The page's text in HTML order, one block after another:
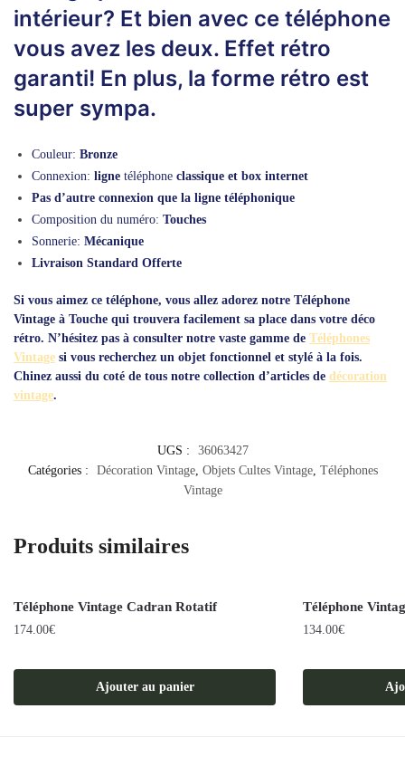
intérieur? Et bien avec ce téléphone
vous avez les deux. Effet rétro
garanti! En plus, la forme rétro est
super sympa.
Couleur: Bronze
Connexion: ligne téléphone classique et box internet
Pas d’autre connexion que la ligne téléphonique
Composition du numéro: Touches
Sonnerie: Mécanique
Livraison Standard Offerte
Si vous aimez ce téléphone, vous allez adorez notre Téléphone
Vintage à Touche qui trouvera facilement sa place dans votre déco
rétro. N’hésitez pas à consulter notre vaste gamme de Téléphones
Vintage si vous recherchez un objet fonctionnel et stylé à la fois.
Chinez aussi du coté de tous notre collection d’articles de décoration
vintage.
UGS :
36063427
Catégories :
Décoration Vintage, Objets Cultes Vintage, Téléphones
Vintage
Produits similaires
Téléphone Vintage Cadran Rotatif
174.00€
Ajouter au panier
Téléphone
134.00€